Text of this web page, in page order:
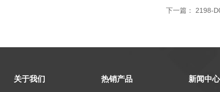
下一篇： 2198-
关于我们 热销产品 新闻中心